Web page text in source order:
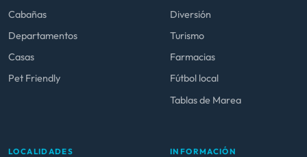
Cabañas
Departamentos
Casas
Pet Friendly
Diversión
Turismo
Farmacias
Fútbol local
Tablas de Marea
LOCALIDADES INFORMACIÓN